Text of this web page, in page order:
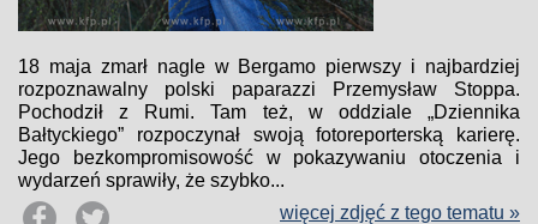
18 maja zmarł nagle w Bergamo pierwszy i najbardziej
rozpoznawalny polski paparazzi Przemysław Stoppa.
Pochodził z Rumi. Tam też, w oddziale „Dziennika
Bałtyckiego” rozpoczynał swoją fotoreporterską karierę.
Jego bezkompromisowość w pokazywaniu otoczenia i
wydarzeń sprawiły, że szybko...
więcej zdjęć z tego tematu »